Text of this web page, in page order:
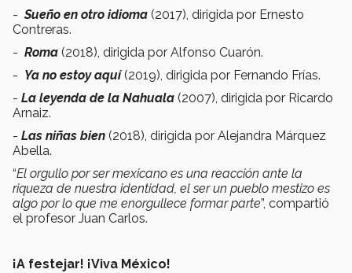
-Sueño en otro idioma (2017), dirigida por Ernesto
Contreras.
- Roma (2018), dirigida por Alfonso Cuarón.
- Ya no estoy aquí(2019), dirigida por Fernando Frías.
- La leyenda de la Nahuala (2007), dirigida por Ricardo
Arnaiz.
- Las niñas bien (2018), dirigida por Alejandra Márquez
Abella.
“El orgullo por ser mexicano es una reacción ante la
riqueza de nuestra identidad, el ser un pueblo mestizo es
algo por lo que me enorgullece formar parte”, compartió
el profesor Juan Carlos.
¡A festejar! ¡Viva México!